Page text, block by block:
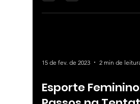
15 de fev. de 2023 2 min de
Esporte